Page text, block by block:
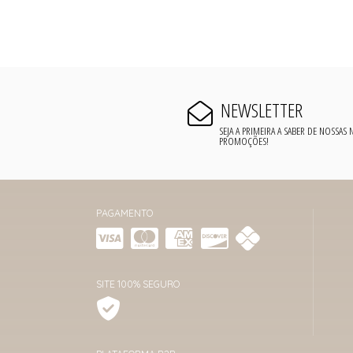
NEWSLETTER
SEJA A PRIMEIRA A SABER DE NOSSAS
PROMOÇÕES!
PAGAMENTO
SITE 100% SEGURO